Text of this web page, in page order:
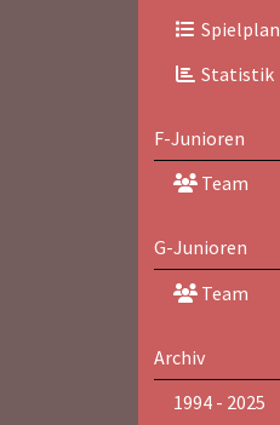
Spielplan
Statistik
F-Junioren
Team
G-Junioren
Team
Archiv
1994 - 2025